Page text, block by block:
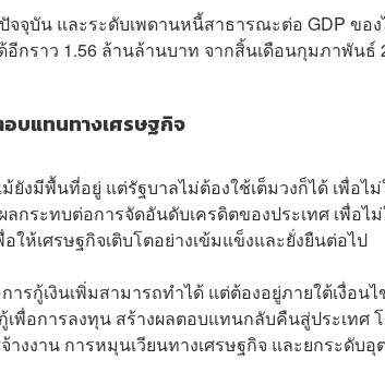
จุบัน และระดับเพดานหนี้สาธารณะต่อ GDP ของ
กราว 1.56 ล้านล้านบาท จากสิ้นเดือนกุมภาพันธ์
บแทนทางเศรษฐกิจ
ยังมีพื้นที่อยู่ แต่รัฐบาลไม่ต้องใช้เต็มวงก็ได้ เพื่อ
กระทบต่อการจัดอันดับเครดิตของประเทศ เพื่อ
ให้เศรษฐกิจเติบโตอย่างเข้มแข็งและยั่งยืนต่อไป
รกู้เงินเพิ่มสามารถทำได้ แต่ต้องอยู่ภายใต้เงื่อน
พื่อการลงทุน สร้างผลตอบแทนกลับคืนสู่ประเทศ
างงาน การหมุนเวียนทางเศรษฐกิจ และยกระดับ